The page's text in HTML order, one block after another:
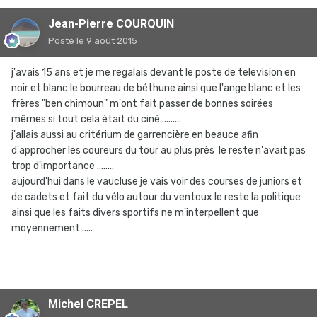
Jean-Pierre COURQUIN
Posté le 9 août 2015
j'avais 15 ans et je me regalais devant le poste de television en
noir et blanc le bourreau de béthune ainsi que l'ange blanc et les
frères "ben chimoun" m'ont fait passer de bonnes soirées
mêmes si tout cela était du ciné..........
j'allais aussi au critérium de garrencière en beauce afin
d'approcher les coureurs du tour au plus près le reste n'avait pas
trop d'importance ........
aujourd'hui dans le vaucluse je vais voir des courses de juniors et
de cadets et fait du vélo autour du ventoux le reste la politique
ainsi que les faits divers sportifs ne m'interpellent que
moyennement .....
Michel CREPEL